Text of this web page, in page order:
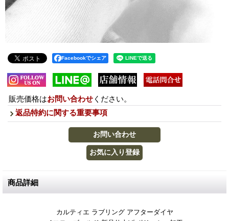
Facebookでシェア
販売価格はお問い合わせ ください。
返品特約に関する重要事項
商品詳細
カルティエ ラブリング アフターダイヤ